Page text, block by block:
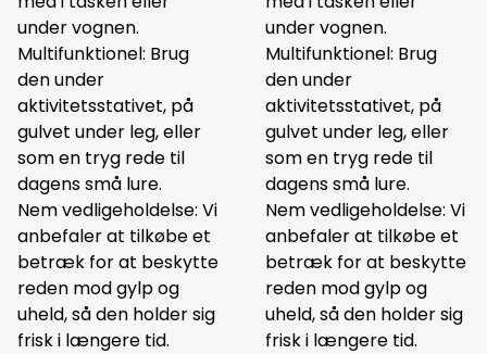
under vognen.
Multifunktionel: Brug
den under
aktivitetsstativet, på
gulvet under leg, eller
som en tryg rede til
dagens små lure.
Nem vedligeholdelse: Vi
anbefaler at tilkøbe et
betræk for at beskytte
reden mod gylp og
uheld, så den holder sig
frisk i længere tid.
under vognen.
Multifunktionel: Brug
den under
aktivitetsstativet, på
gulvet under leg, eller
som en tryg rede til
dagens små lure.
Nem vedligeholdelse: Vi
anbefaler at tilkøbe et
betræk for at beskytte
reden mod gylp og
uheld, så den holder sig
frisk i længere tid.